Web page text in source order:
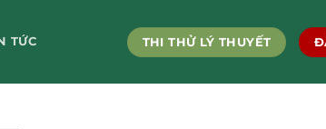
TỨC THI THỬ LÝ THUYẾT